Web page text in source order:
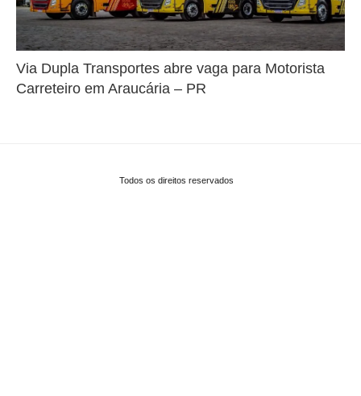
Via Dupla Transportes abre vaga para Motorista
Carreteiro em Araucária – PR
Todos os direitos reservados